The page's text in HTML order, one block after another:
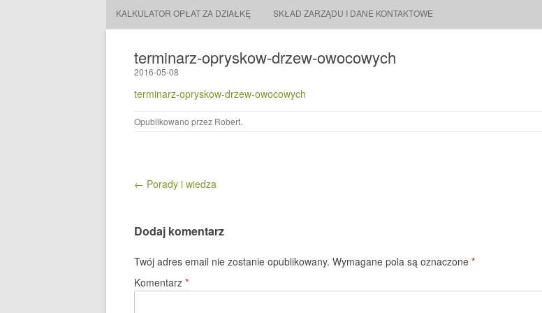
KALKULATOR OPŁAT ZA DZIAŁKĘ SKŁAD ZARZĄDU I DANE KONTAKTOWE
terminarz-opryskow-drzew-owocowych
2016-05-08
terminarz-opryskow-drzew-owocowych
Opublikowano przez Robert.
Nawigacja wpisu
← Porady i wiedza
Dodaj komentarz
Twój adres email nie zostanie opublikowany. Wymagane pola są oznaczone *
Komentarz *